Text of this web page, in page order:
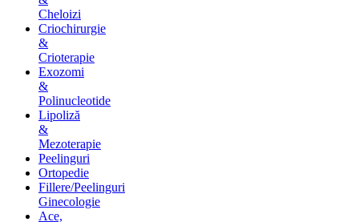
Cheloizi
Criochirurgie
&
Crioterapie
Exozomi
&
Polinucleotide
Lipoliză
&
Mezoterapie
Peelinguri
Ortopedie
Fillere/Peelinguri
Ginecologie
Ace,